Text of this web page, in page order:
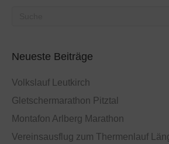
Neueste Beiträge
Volkslauf Leutkirch
Gletschermarathon Pitztal
Montafon Arlberg Marathon
Vereinsausflug zum Thermenlauf